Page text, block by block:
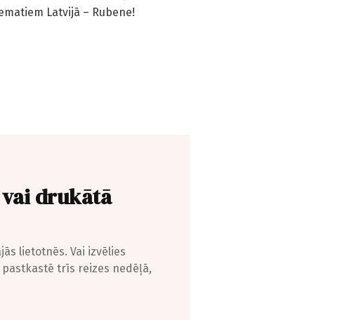
Latvijā – Rubene!
drukātā
lietotnēs. Vai izvēlies
trīs reizes nedēļā,